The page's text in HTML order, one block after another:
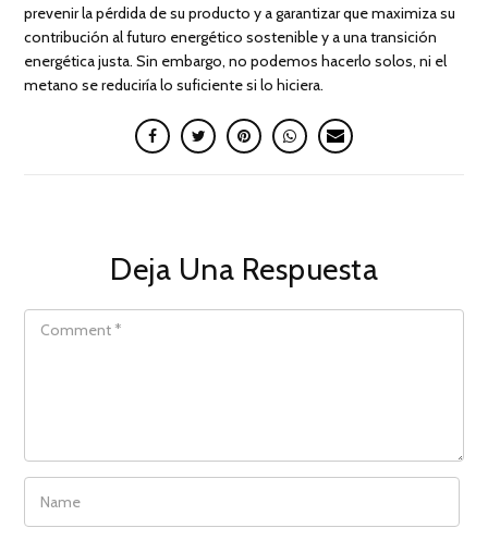
prevenir la pérdida de su producto y a garantizar que maximiza su
contribución al futuro energético sostenible y a una transición
energética justa. Sin embargo, no podemos hacerlo solos, ni el
metano se reduciría lo suficiente si lo hiciera.
Deja Una Respuesta
COMMENT
NAME